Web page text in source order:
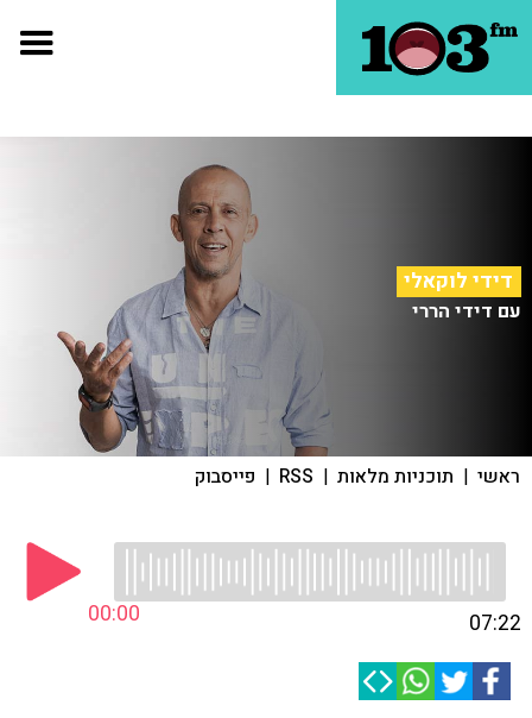
דידי לוקאלי
עם דידי הררי
ראשי | תוכניות מלאות |
RSS
| פייסבוק
00:00 07:22